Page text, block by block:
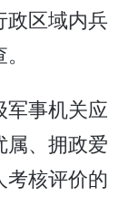
政区域内兵
军事机关应
属、拥政爱
考核评价的